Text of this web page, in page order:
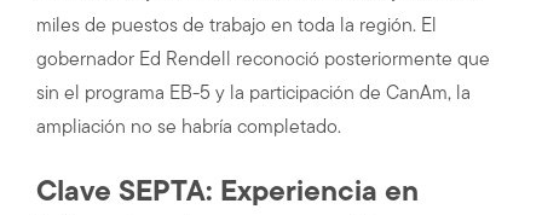
miles de puestos de trabajo en toda la región. El
gobernador Ed Rendell reconoció posteriormente que
sin el programa EB-5 y la participación de CanAm, la
ampliación no se habría completado.
Clave SEPTA: Experiencia en